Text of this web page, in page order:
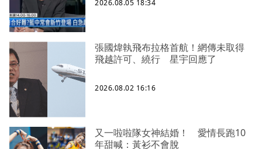
2026.08.05 18:34
張國煒執飛布拉格首航！網傳未取得
飛越許可、繞行 星宇回應了
2026.08.02 16:16
又一啦啦隊女神結婚！ 愛情長跑10
年甜喊：黃衫不會脫